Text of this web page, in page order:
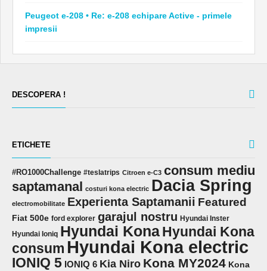
Peugeot e-208 • Re: e-208 echipare Active - primele
impresii
DESCOPERA !
ETICHETE
#RO1000Challenge #teslatrips Citroen e-C3 consum mediu
saptamanal costuri kona electric Dacia Spring
electromobilitate Experienta Saptamanii Featured
Fiat 500e ford explorer garajul nostru Hyundai Inster
Hyundai Ioniq Hyundai KonaHyundai Kona
consum Hyundai Kona electric
IONIQ 5 IONIQ 6 Kia Niro Kona MY2024 Kona